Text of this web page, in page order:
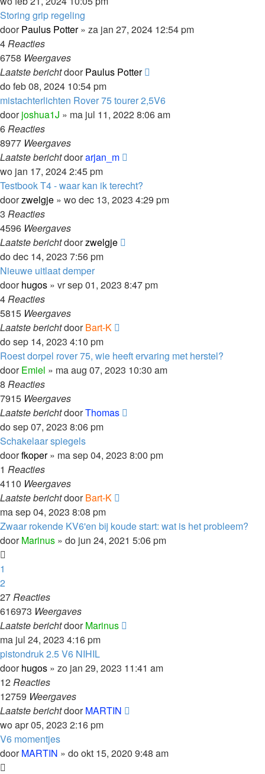
Storing grip regeling
doorPaulus Potter» za jan 27, 2024 12:54 pm
4Reacties
6758 Weergaves
Laatste berichtdoorPaulus Potter
do feb 08, 2024 10:54 pm
mistachterlichten Rover 75 tourer 2,5V6
doorjoshua1J » ma jul 11, 2022 8:06 am
6Reacties
8977 Weergaves
Laatste berichtdoorarjan_m
wo jan 17, 2024 2:45 pm
Testbook T4 - waar kan ik terecht?
doorzwelgje » wo dec 13, 2023 4:29 pm
3 Reacties
4596 Weergaves
Laatste berichtdoorzwelgje
do dec 14, 2023 7:56 pm
Nieuwe uitlaat demper
doorhugos » vr sep 01, 2023 8:47 pm
4Reacties
5815 Weergaves
Laatste berichtdoorBart-K
do sep 14, 2023 4:10 pm
Roest dorpel rover 75, wie heeft ervaring met herstel?
doorEmiel » ma aug 07, 2023 10:30 am
8 Reacties
7915 Weergaves
Laatste berichtdoorThomas
do sep 07, 2023 8:06 pm
Schakelaar spiegels
doorfkoper» ma sep 04, 2023 8:00 pm
1 Reacties
4110 Weergaves
Laatste berichtdoorBart-K
ma sep 04, 2023 8:08 pm
Zwaar rokende KV6'en bij koude start: wat is het probleem?
doorMarinus » do jun 24, 2021 5:06 pm
1
2
27Reacties
616973 Weergaves
Laatste berichtdoorMarinus
ma jul 24, 2023 4:16 pm
pistondruk 2.5 V6 NIHIL
doorhugos » zo jan 29, 2023 11:41 am
12Reacties
12759 Weergaves
Laatste berichtdoorMARTIN
wo apr 05, 2023 2:16 pm
V6 momentjes
doorMARTIN » do okt 15, 2020 9:48 am